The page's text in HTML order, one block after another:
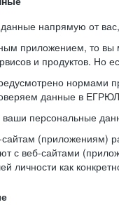
напрямую от
приложением, то
и продуктов. Но
нормами
данные в
персональные
(приложениям)
с веб-сайтами
личности как